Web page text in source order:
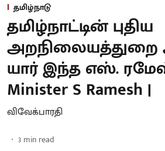
தமிழ்நாடு
தமிழ்நாட்டின் புதிய
அறநிலையத்துறை
யார் இந்த எஸ்.
Minister S Ramesh |
விவேக்பாரதி
3 min read